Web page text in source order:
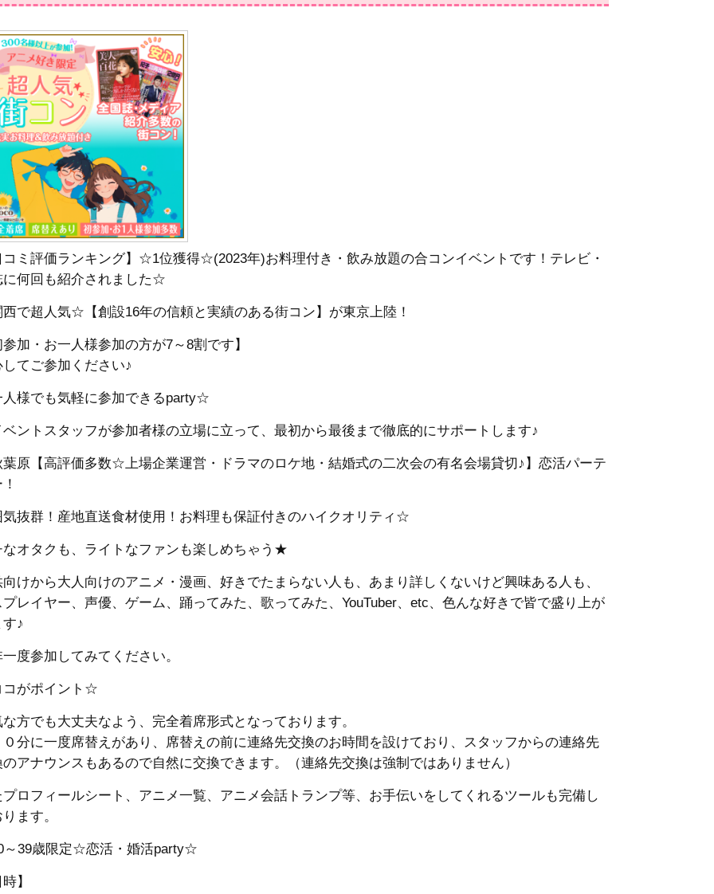
コミ評価ランキング】☆1位獲得☆(2023年)お料理付き・飲み放題の合コンイベントです！テレビ・
に何回も紹介されました☆
で超人気☆【創設16年の信頼と実績のある街コン】が東京上陸！
加・お一人様参加の方が7～8割です】
てご参加ください♪
人様でも気軽に参加できるparty☆
ベントスタッフが参加者様の立場に立って、最初から最後まで徹底的にサポートします♪
原【高評価多数☆上場企業運営・ドラマのロケ地・結婚式の二次会の有名会場貸切♪】恋活パーテ
気抜群！産地直送食材使用！お料理も保証付きのハイクオリティ☆
なオタクも、ライトなファンも楽しめちゃう★
けから大人向けのアニメ・漫画、好きでたまらない人も、あまり詳しくないけど興味ある人も、
プレイヤー、声優、ゲーム、踊ってみた、歌ってみた、YouTuber、etc、色んな好きで皆で盛り上が
♪
度参加してみてください。
がポイント☆
方でも大丈夫なよう、完全着席形式となっております。
０分に一度席替えがあり、席替えの前に連絡先交換のお時間を設けており、スタッフからの連絡先
アナウンスもあるので自然に交換できます。（連絡先交換は強制ではありません）
プロフィールシート、アニメ一覧、アニメ会話トランプ等、お手伝いをしてくれるツールも完備し
ます。
39歳限定☆恋活・婚活party☆
】